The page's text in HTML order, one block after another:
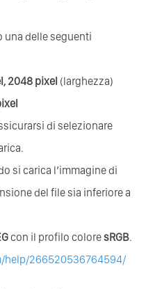
una delle seguenti
2048 pixel (larghezza)
di selezionare
si carica l’immagine di
del file sia inferiore a
con il profilo coloresRGB.
help/266520536764594/